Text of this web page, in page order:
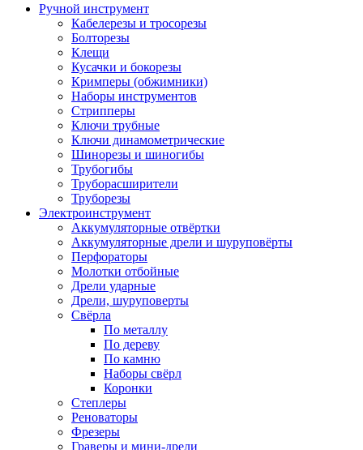
Ручной инструмент
Кабелерезы и тросорезы
Болторезы
Клещи
Кусачки и бокорезы
Кримперы (обжимники)
Наборы инструментов
Стрипперы
Ключи трубные
Ключи динамометрические
Шинорезы и шиногибы
Трубогибы
Труборасширители
Труборезы
Электроинструмент
Аккумуляторные отвёртки
Аккумуляторные дрели и шуруповёрты
Перфораторы
Молотки отбойные
Дрели ударные
Дрели, шуруповерты
Свёрла
По металлу
По дереву
По камню
Наборы свёрл
Коронки
Степлеры
Реноваторы
Фрезеры
Граверы и мини-дрели